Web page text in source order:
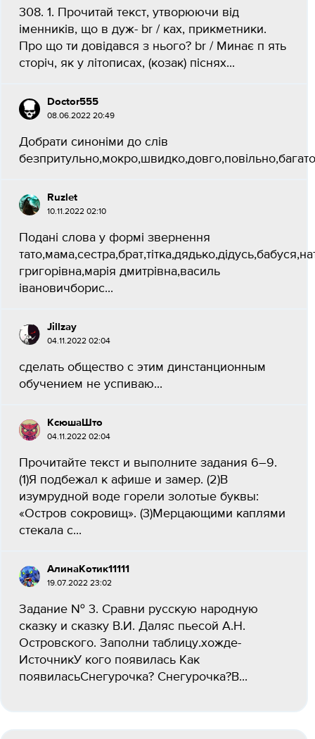
308. 1. Прочитай текст, утворюючи від
іменників, що в дуж- br / ках, прикметники.
Про що ти довідався з нього? br / Минає п ять
сторіч, як у літописах, (козак) піснях...
Doctor555
08.06.2022 20:49
Добрати синоніми до слів
Ruzlet
10.11.2022 02:10
Подані слова у формі звернення
григорівна,марія дмитрівна,василь
івановичборис...
Jillzay
04.11.2022 02:04
сделать общество с этим динстанционным
обучением не успиваю...
КсюшаШто
04.11.2022 02:04
Прочитайте текст и выполните задания 6–9.
(1)Я подбежал к афише и замер. (2)В
изумрудной воде горели золотые буквы:
«Остров сокровищ». (3)Мерцающими каплями
стекала с...
АлинаКотик11111
19.07.2022 23:02
Задание № 3. Сравни русскую народную
сказку и сказку В.И. Даляс пьесой А.Н.
Островского. Заполни таблицу.хожде-
ИсточникУ кого появилась Как
появиласьСнегурочка? Снегурочка?В...